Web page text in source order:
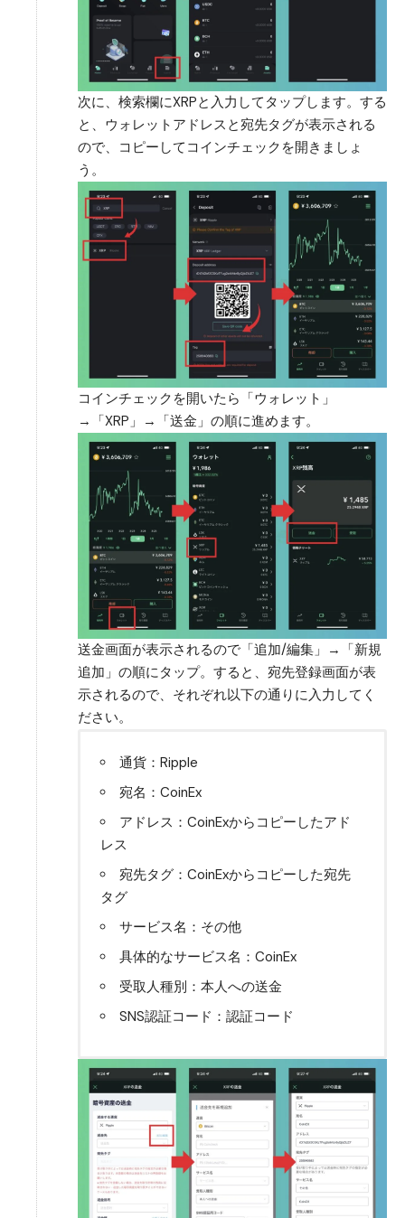
次に、検索欄にXRPと入力してタップします。する
と、ウォレットアドレスと宛先タグが表示される
ので、コピーしてコインチェックを開きましょ
う。
コインチェックを開いたら「ウォレット」
→「XRP」→「送金」の順に進めます。
送金画面が表示されるので「追加/編集」→「新規
追加」の順にタップ。すると、宛先登録画面が表
示されるので、それぞれ以下の通りに入力してく
ださい。
通貨：Ripple
宛名：CoinEx
アドレス：CoinExからコピーしたアド
レス
宛先タグ：CoinExからコピーした宛先
タグ
サービス名：その他
具体的なサービス名：CoinEx
受取人種別：本人への送金
SNS認証コード：認証コード